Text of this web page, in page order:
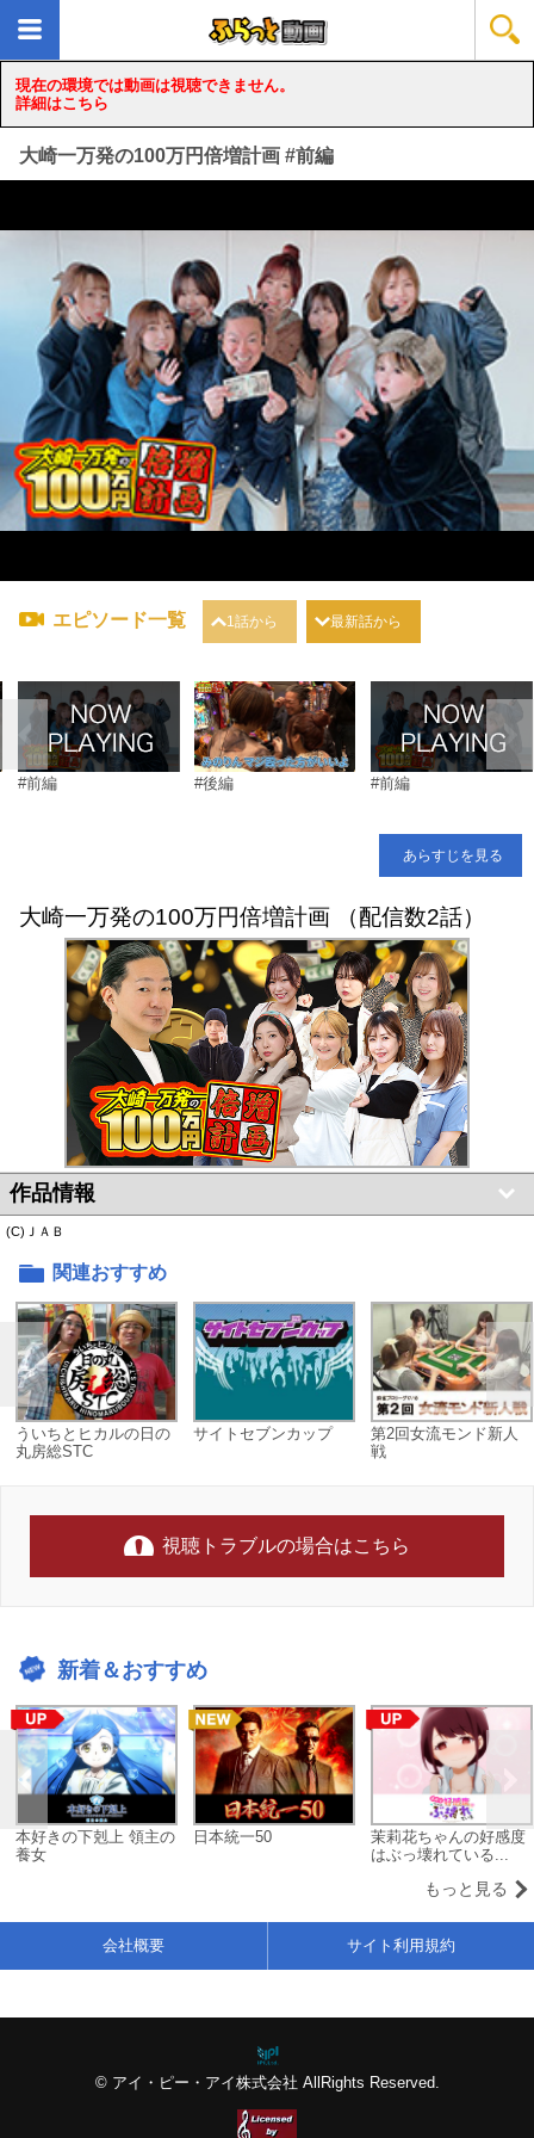
現在の環境では動画は視聴できません。
詳細はこちら
大崎一万発の100万円倍増計画 #前編
loading...
エピソード一覧 1話から 最新話から
#前編 #後編 #前編
あらすじを見る
大崎一万発の100万円倍増計画 （配信数2話）
作品情報
(C)ＪＡＢ
関連おすすめ
ういちとヒカルの日の
丸房総STC
サイトセブンカップ
第2回女流モンド新人
戦
視聴トラブルの場合はこちら
新着＆おすすめ
本好きの下剋上 領主の
養女
日本統一50
茉莉花ちゃんの好感度
はぶっ壊れている...
もっと見る
© アイ・ピー・アイ株式会社 AllRights Reserved.
会社概要 サイト利用規約